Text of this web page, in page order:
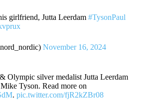
girlfriend, Jutta Leerdam #TysonPaul
November 16, 2024
Olympic silver medalist Jutta Leerdam
Tyson. Read more on
. pic.twitter.com/fjR2kZBr08